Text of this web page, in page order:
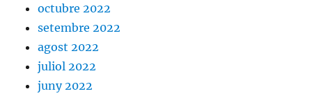
octubre 2022
setembre 2022
agost 2022
juliol 2022
juny 2022